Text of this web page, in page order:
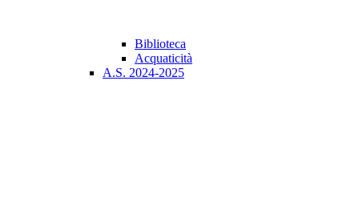
Biblioteca
Acquaticità
A.S. 2024-2025